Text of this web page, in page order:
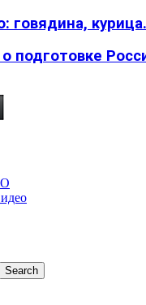
говядина,
подготовке
Search